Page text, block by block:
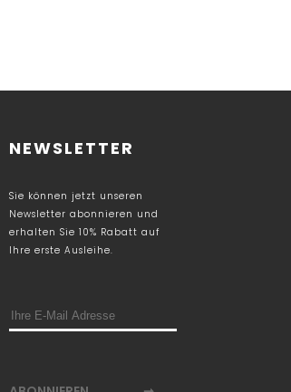
NEWSLETTER
Sie können jetzt unseren
Newsletter abonnieren und
erhalten Sie 10% Rabatt auf
Ihre erste Ausleihe.